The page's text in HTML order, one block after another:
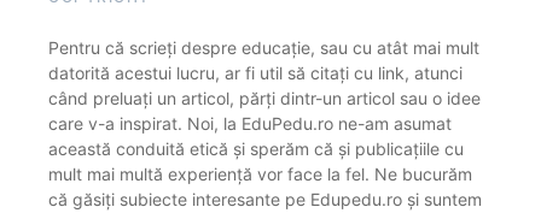
Pentru că scrieți despre educație, sau cu atât mai mult
datorită acestui lucru, ar fi util să citați cu link, atunci
când preluați un articol, părți dintr-un articol sau o idee
care v-a inspirat. Noi, la EduPedu.ro ne-am asumat
această conduită etică și sperăm că și publicațiile cu
mult mai multă experiență vor face la fel. Ne bucurăm
că găsiți subiecte interesante pe Edupedu.ro și suntem